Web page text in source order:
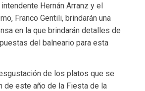
Hernán Arranz y el
Franco Gentili, brindarán una
en la que brindarán detalles de
del balneario para esta
de los platos que se
de este año de la Fiesta de la